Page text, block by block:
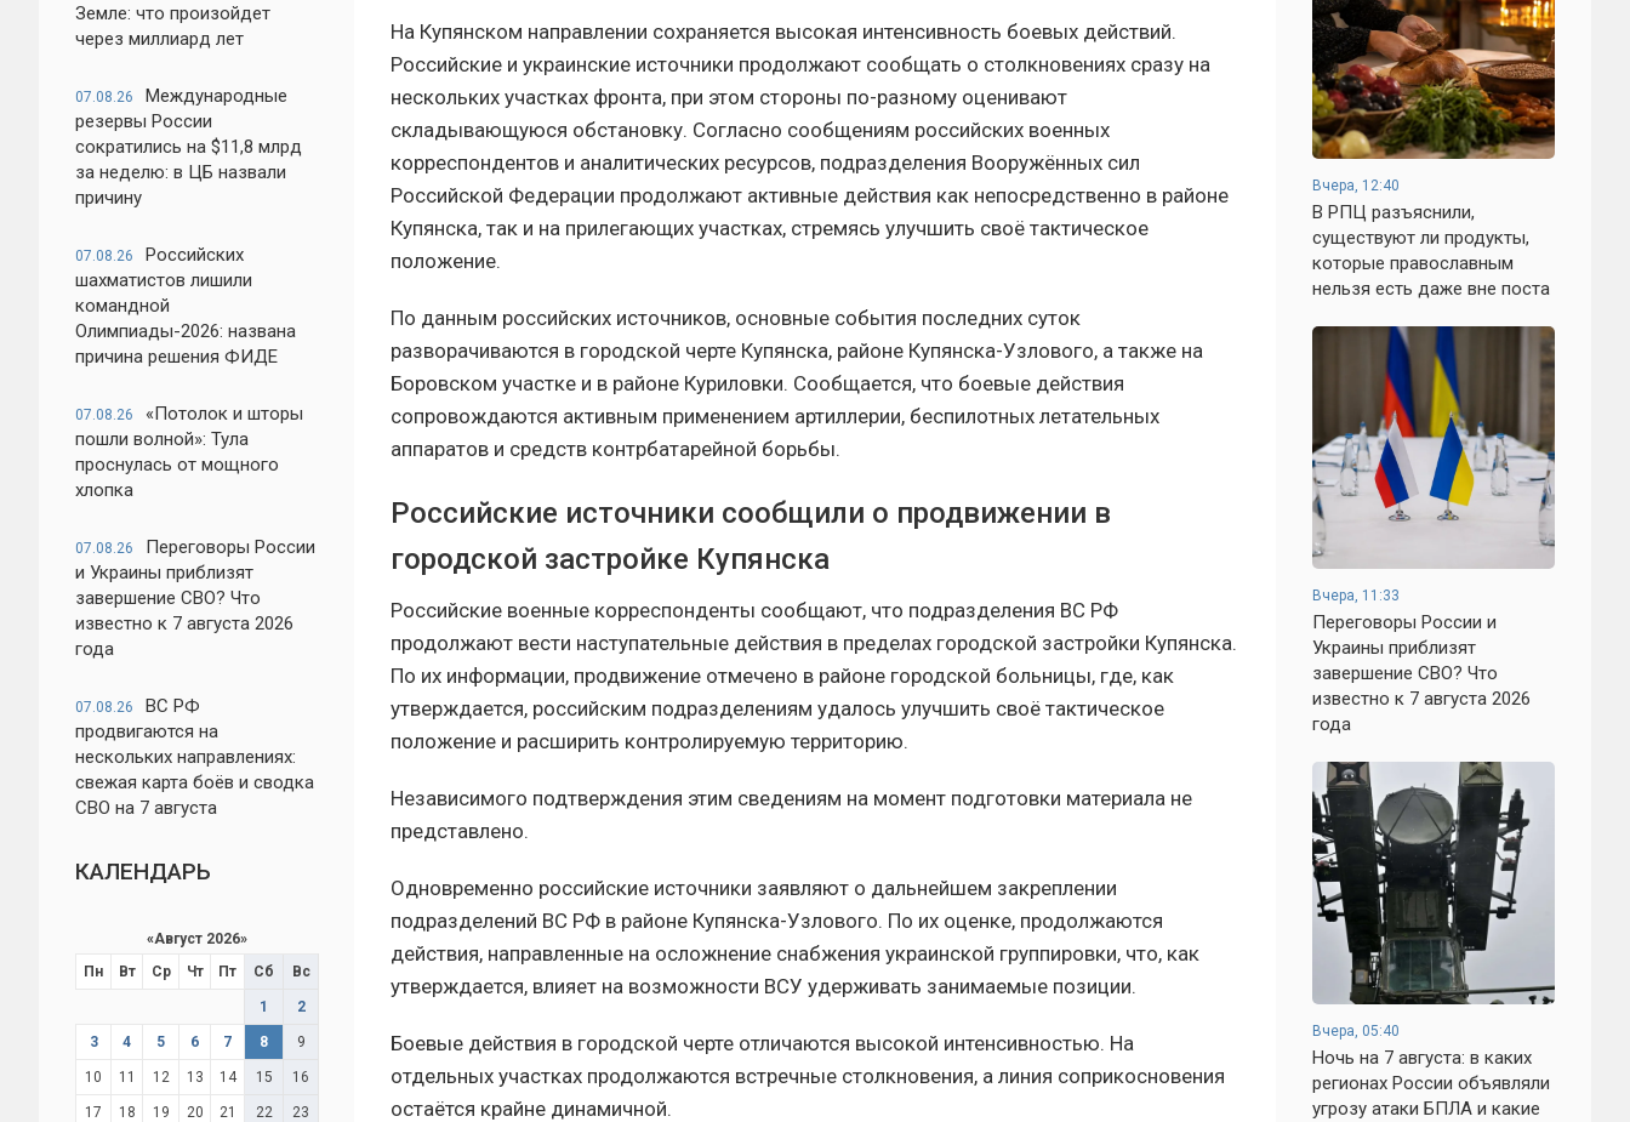
Земле: что произойдет
через миллиард лет
07.08.26
Международные
резервы России
сократились на $11,8 млрд
за неделю: в ЦБ назвали
причину
07.08.26
Российских
шахматистов лишили
командной
Олимпиады-2026: названа
причина решения ФИДЕ
07.08.26
«Потолок и шторы
пошли волной»: Тула
проснулась от мощного
хлопка
07.08.26
Переговоры России
и Украины приблизят
завершение СВО? Что
известно к 7 августа 2026
года
07.08.26
ВС РФ
продвигаются на
нескольких направлениях:
свежая карта боёв и сводка
СВО на 7 августа
КАЛЕНДАРЬ
«Август 2026»
Пн
Вт Ср Чт Пт Сб Вс
1 2
3 4 5 6 7 8 9
10 11 12 13 14 15 16
17 18 19 20 21 22 23
На Купянском направлении сохраняется высокая интенсивность боевых действий.
Российские и украинские источники продолжают сообщать о столкновениях сразу на
нескольких участках фронта, при этом стороны по-разному оценивают
складывающуюся обстановку. Согласно сообщениям российских военных
корреспондентов и аналитических ресурсов, подразделения Вооружённых сил
Российской Федерации продолжают активные действия как непосредственно в районе
Купянска, так и на прилегающих участках, стремясь улучшить своё тактическое
положение.
По данным российских источников, основные события последних суток
разворачиваются в городской черте Купянска, районе Купянска-Узлового, а также на
Боровском участке и в районе Куриловки. Сообщается, что боевые действия
сопровождаются активным применением артиллерии, беспилотных летательных
аппаратов и средств контрбатарейной борьбы.
Российские источники сообщили о продвижении в
городской застройке Купянска
Российские военные корреспонденты сообщают, что подразделения ВС РФ
продолжают вести наступательные действия в пределах городской застройки Купянска.
По их информации, продвижение отмечено в районе городской больницы, где, как
утверждается, российским подразделениям удалось улучшить своё тактическое
положение и расширить контролируемую территорию.
Независимого подтверждения этим сведениям на момент подготовки материала не
представлено.
Одновременно российские источники заявляют о дальнейшем закреплении
подразделений ВС РФ в районе Купянска-Узлового. По их оценке, продолжаются
действия, направленные на осложнение снабжения украинской группировки, что, как
утверждается, влияет на возможности ВСУ удерживать занимаемые позиции.
Боевые действия в городской черте отличаются высокой интенсивностью. На
отдельных участках продолжаются встречные столкновения, а линия соприкосновения
остаётся крайне динамичной.
Вчера, 12:40
В РПЦ разъяснили,
существуют ли продукты,
которые православным
нельзя есть даже вне поста
Вчера, 11:33
Переговоры России и
Украины приблизят
завершение СВО? Что
известно к 7 августа 2026
года
Вчера, 05:40
Ночь на 7 августа: в каких
регионах России объявляли
угрозу атаки БПЛА и какие